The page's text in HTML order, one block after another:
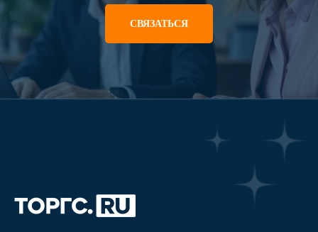
СВЯЗАТЬСЯ